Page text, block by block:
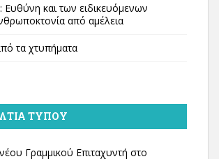
Ευθύνη και των ειδικευόμενων
από αμέλεια
τα χτυπήματα
ΤΎΠΟΥ
Γραμμικού Επιταχυντή στο